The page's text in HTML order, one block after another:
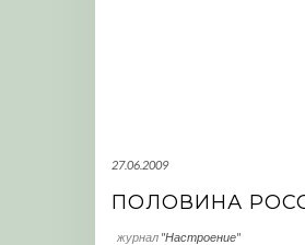
27.06.2009
ПОЛОВИНА
журнал "Настроение"